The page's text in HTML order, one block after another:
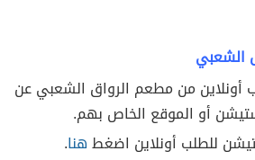
الشعبي
أونلاين من مطعم الرواق الشعبي عن
أو الموقع الخاص بهم.
للطلب أونلاين اضغطهنا.